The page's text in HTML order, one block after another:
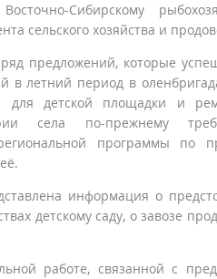
Сибирскому
сельского хозяйства и
предложений, которые
летний период в
для детской площадки и
села по-прежнему
программы по
информация о
детскому саду, о завозе
работе, связанной с